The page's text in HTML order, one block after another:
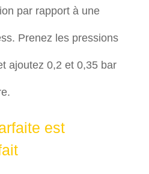
par rapport à une
Prenez les pressions
ajoutez 0,2 et 0,35 bar
est